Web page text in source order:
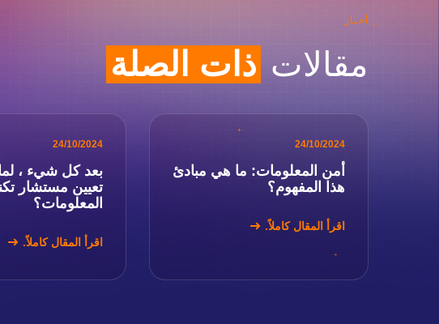
أخبار
مقالات ذات الصلة
24/10/2024
أمن المعلومات: ما هي مبادئ
هذا المفهوم؟
اقرأ المقال كاملاً.
24/10/2024
بعد كل شيء ،
تعيين مستشار
المعلومات؟
اقرأ المقال كاملاً.